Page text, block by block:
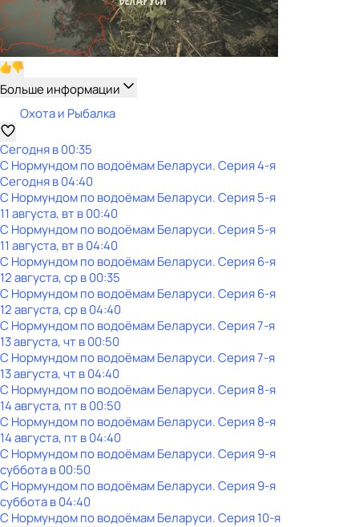
Больше информации
Охота и Рыбалка
Сегодня в 00:35
С Нормундом по водоёмам Беларуси. Серия 4-я
Сегодня в 04:40
С Нормундом по водоёмам Беларуси. Серия 5-я
11 августа, вт в 00:40
С Нормундом по водоёмам Беларуси. Серия 5-я
11 августа, вт в 04:40
С Нормундом по водоёмам Беларуси. Серия 6-я
12 августа, ср в 00:35
С Нормундом по водоёмам Беларуси. Серия 6-я
12 августа, ср в 04:40
С Нормундом по водоёмам Беларуси. Серия 7-я
13 августа, чт в 00:50
С Нормундом по водоёмам Беларуси. Серия 7-я
13 августа, чт в 04:40
С Нормундом по водоёмам Беларуси. Серия 8-я
14 августа, пт в 00:50
С Нормундом по водоёмам Беларуси. Серия 8-я
14 августа, пт в 04:40
С Нормундом по водоёмам Беларуси. Серия 9-я
субботав00:50
С Нормундом по водоёмам Беларуси. Серия 9-я
субботав04:40
С Нормундом по водоёмам Беларуси. Серия 10-я